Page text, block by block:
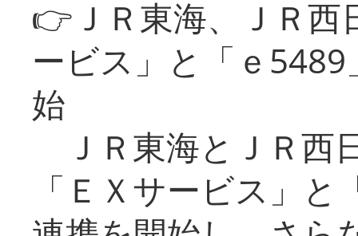
👉ＪＲ東海、ＪＲ
ービス」と「ｅ
始
ＪＲ東海とＪＲ西
「ＥＸサービス」